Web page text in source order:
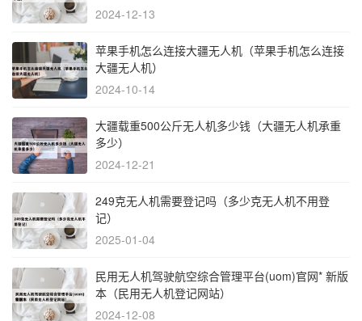
2024-12-13
苹果手机怎么连接大疆无人机（苹果手机怎么连接
大疆无人机）
2024-10-14
大疆载重500公斤无人机多少钱（大疆无人机承重
多少）
2024-12-21
249克无人机需要登记吗（多少克无人机不用登
记）
2025-01-04
民用无人机驾驶航空综合管理平台(uom)官网* 新版
本（民用无人机登记网站）
2024-12-08